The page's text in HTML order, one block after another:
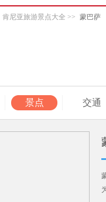
肯尼亚旅游景点大全 >> 蒙巴萨
景点 交通